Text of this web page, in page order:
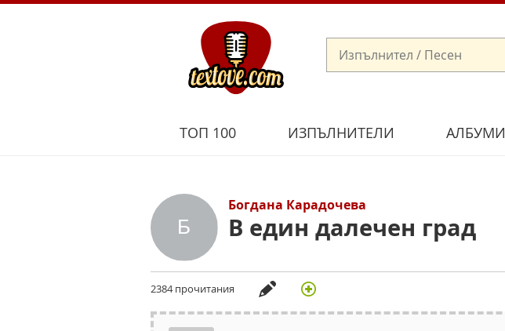
ТОП 100 ИЗПЪЛНИТЕЛИ АЛБУМИ
Богдана Карадочева
В един далечен град
2384 прочитания